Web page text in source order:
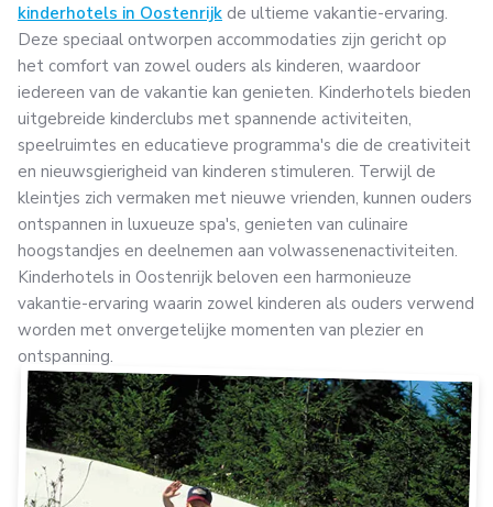
kinderhotels in Oostenrijk de ultieme vakantie-ervaring.
Deze speciaal ontworpen accommodaties zijn gericht op
het comfort van zowel ouders als kinderen, waardoor
iedereen van de vakantie kan genieten. Kinderhotels bieden
uitgebreide kinderclubs met spannende activiteiten,
speelruimtes en educatieve programma's die de creativiteit
en nieuwsgierigheid van kinderen stimuleren. Terwijl de
kleintjes zich vermaken met nieuwe vrienden, kunnen ouders
ontspannen in luxueuze spa's, genieten van culinaire
hoogstandjes en deelnemen aan volwassenenactiviteiten.
Kinderhotels in Oostenrijk beloven een harmonieuze
vakantie-ervaring waarin zowel kinderen als ouders verwend
worden met onvergetelijke momenten van plezier en
ontspanning.